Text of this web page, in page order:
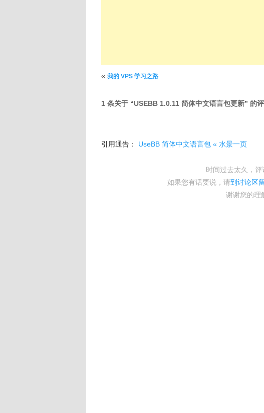
文章导航
« 我的 VPS 学习之路
1 条关于 “USEBB 1.0.11 简体中文语言包更新” 的
引用通告： UseBB 简体中文语言包 « 水景一页
时间过去太久，评
如果您有话要说，请到讨论区
谢谢您的理